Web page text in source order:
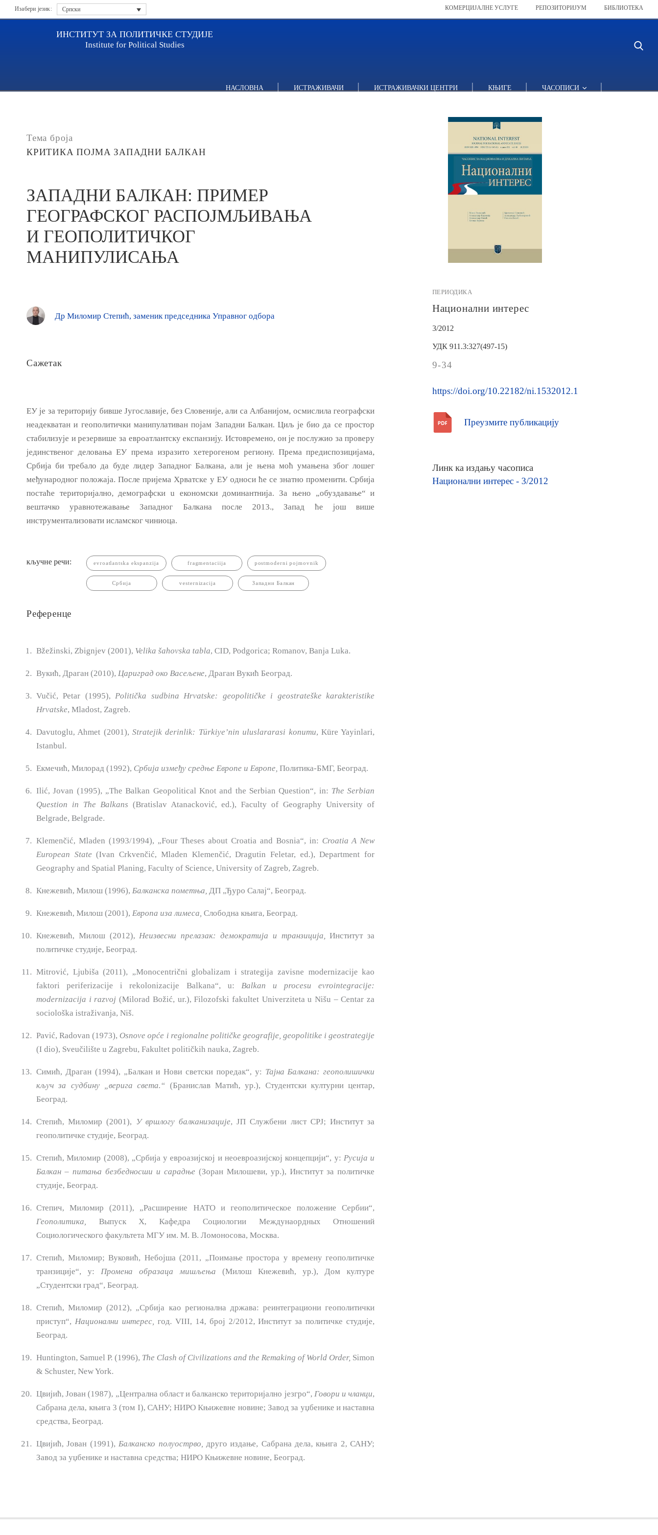
Изабери језик: Српски КОМЕРЦИЈАЛНЕ УСЛУГЕ РЕПОЗИТОРИЈУМ БИБЛИОТЕКА
ИНСТИТУТ ЗА ПОЛИТИЧКЕ СТУДИЈЕ
Institute for Political Studies
НАСЛОВНА ИСТРАЖИВАЧИ ИСТРАЖИВАЧКИ ЦЕНТРИ КЊИГЕ ЧАСОПИСИ
Тема броја
КРИТИКА ПОЈМА ЗАПАДНИ БАЛКАН
ЗАПАДНИ БАЛКАН: ПРИМЕР
ГЕОГРАФСКОГ РАСПОЈМЉИВАЊА
И ГЕОПОЛИТИЧКОГ
МАНИПУЛИСАЊА
Др Миломир Степић, заменик председника Управног одбора
Сажетак
ЕУ je за територију бивше Југославије, без Словеније, али са Албанијом, осмислила географски
неадекватан и геополитички манипулативан појам Западни Балкан. Циљ je био да се простор
стабилизује и резервише за евроатлантску експанзију. Истовремено, он je послужио за проверу
јединственог деловања ЕУ према изразито хетерогеном региону. Према предиспозицијама,
Србија би требало да буде лидер Западног Балкана, али је њена моћ умањена због лошег
међународног положаја. После пријема Хрватске у ЕУ односи ћe се знатно променити. Србија
постаће територијално, демографски u економски доминантнија. За њено „обуздавање“ и
вештачко уравнотежавање Западног Балкана после 2013., Запад ћe још више
инструментализовати исламског чиниоца.
кључне речи: evroatlantska ekspanzija fragmentaciija postmoderni pojmovnik
Србија vesternizacija Западни Балкан
Референце
Bžežinski, Zbignjev (2001), Velika šahovska tabla, CID, Podgorica; Romanov, Banja Luka.
Вукић, Драган (2010),Цариград окоВасељене, Драган Вукић Београд.
Vučić, Petar (1995),Politička sudbina Hrvatske: geopoli­tičke i geostrateške karakteristike
Hrvatske, Mladost, Zagreb.
Davutoglu, Ahmet (2001),Stratejikderinlik: Türkiye’nin uluslararasi konumu, Küre Yayinlari,
Istanbul.
Екмечић, Милорад (1992), Србија између средњеЕвро­пе и Европе, Политика-БМГ, Београд.
Ilić, Jovan (1995), „The Balkan Geopolitical Knot and the Serbian Question“, in: The Serbian
Question in The Bal­kans (Bratislav Atanacković, ed.), Faculty of Geography University of
Belgrade, Belgrade.
Klemenčić, Mladen (1993/1994), „Four Theses about Cro­atia and Bosnia“, in: Croatia A New
European State(Ivan Crkvenčić, Mladen Klemenčić, Dragutin Feletar, ed.), Department for
Geography and Spatial Planing, Fa­culty of Science, University of Zagreb, Zagreb.
Кнежевић, Милош (1996),Балканска пометња, ДП „Ђуро Салај“, Београд.
Кнежевић, Милош (2001),Европа иза лимеса, Слободна књига, Београд.
Кнежевић, Милош (2012),Неизвесни прелазак: демократија u транзиција, Институт за
политичке студије, Београд.
Mitrović, Ljubiša (2011), „Monocentrični globalizam i stra­tegija zavisne modernizacije kao
faktori periferizacije i rekolonizacije Balkana“, u: Balkan u procesu evrointegracije:
modernizacija i razvoj (Milorad Božić, ur.), Fi­lozofski fakultet Univerziteta u Nišu – Centar za
socio­loška istraživanja, Niš.
Pavić, Radovan (1973), Osnove opće i regionalne političke geografije, geopolitike i geostrategije
(I dio), Sveučilište u Zagrebu, Fakultet političkih nauka, Zagreb.
Симић, Драган (1994), „Балкан и Нови светски поредак“, у: ТајнаБалкана: геополишички
кључза судбину „верига света.“ (Бранислав Матић, ур.), Студентски културни центар,
Београд.
Степић, Миломир (2001), У вршлогубалканизације, ЈП Службени лист СРЈ; Институт за
геополитичке студије, Београд.
Степић, Миломир (2008), „Србија у евроазијској и неоевроазијској концепцији“, у: Русија и
Балкан –питањабезбедносши исарадње (Зоран Милошеви, ур.), Институт за политичке
студије, Београд.
Степич, Миломир (2011), „Расширение НАТО и геопо­литическое положение Сербии“,
Геополитика, Вы­пуск Х, Кафедра Социологии Междунаордных От­ношений
Социологического факультета МГУ им. М. В. Ломоносова, Москва.
Степић, Миломир; Вуковић, Небојша (2011, „Поима­ње простора у времену геополитичке
транзиције“, у:Промена образацамишљења (Милош Кнежевић, ур.), Дом културе
„Студентски град“, Београд.
Степић, Миломир (2012), „Србија као регионална држава: реинтеграциони геополитички
приступ“, Национални интерес, год. VIII, 14, број 2/2012, Инсти­тут за политичке студије,
Београд.
Huntington, Samuel Р. (1996), The Clash of Civilizations and the Remaking of World Order, Simon
& Schuster, New York.
Цвијић, Јован (1987), „Централна област и балканско територијално језгро“, Говори ичланци,
Сабрана де­ла, књига 3 (том I), САНУ; НИРО Књижевне новине; Завод за уџбенике и наставна
средства, Београд.
Цвијић, Јован (1991),Балканско полуострво, друго издање, Сабрана дела, књига 2, САНУ;
Завод за уџбенике и наставна средства; НИРО Књижевне новине, Београд.
ПЕРИОДИКА
Национални интерес
3/2012
УДК 911.3:327(497-15)
9-34
https://doi.org/10.22182/ni.1532012.1
Преузмите публикацију
Линк ка издању часописа
Национални интерес - 3/2012